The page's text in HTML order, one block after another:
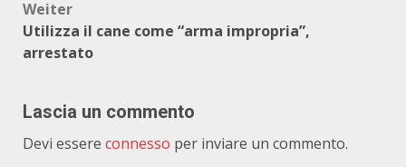
Weiter
Utilizza il cane come “arma impropria”,
arrestato
Lascia un commento
Devi essere connesso per inviare un commento.